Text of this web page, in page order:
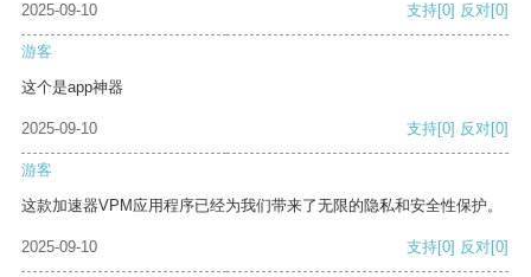
2025-09-10
支持[0] 反对[0]
游客
这个是app神器
2025-09-10 支持[0] 反对[0]
游客
这款加速器VPM应用程序已经为我们带来了无限的隐私和安全性保护。
2025-09-10 支持[0] 反对[0]